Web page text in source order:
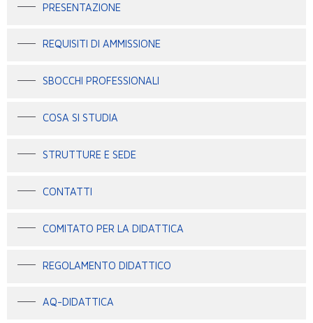
PRESENTAZIONE
REQUISITI DI AMMISSIONE
SBOCCHI PROFESSIONALI
COSA SI STUDIA
STRUTTURE E SEDE
CONTATTI
COMITATO PER LA DIDATTICA
REGOLAMENTO DIDATTICO
AQ-DIDATTICA